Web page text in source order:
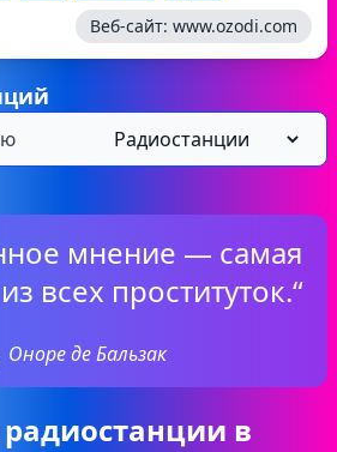
Веб-сайт: www.ozodi.com
мнение — самая
всех проституток.“
Оноре де Бальзак
в